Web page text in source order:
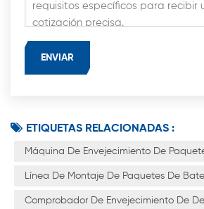
ETIQUETAS RELACIONADAS :
Máquina De Envejecimiento De
Línea De Montaje De Paquetes De
Comprobador De Envejecimiento De